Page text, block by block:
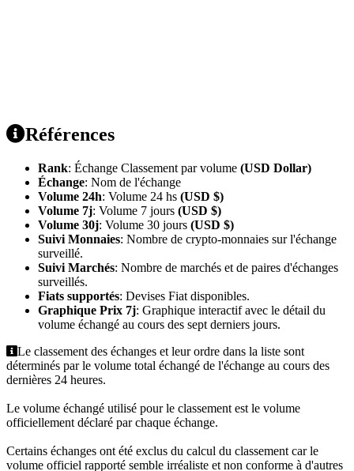
Références
Rank: Échange Classement par volume (USD Dollar)
Échange: Nom de l'échange
Volume 24h: Volume 24 hs (USD $)
Volume 7j: Volume 7 jours (USD $)
Volume 30j: Volume 30 jours (USD $)
Suivi Monnaies: Nombre de crypto-monnaies sur l'échange
surveillé.
Suivi Marchés: Nombre de marchés et de paires d'échanges
surveillés.
Fiats supportés: Devises Fiat disponibles.
Graphique Prix 7j: Graphique interactif avec le détail du
volume échangé au cours des sept derniers jours.
Le classement des échanges et leur ordre dans la liste sont
déterminés par le volume total échangé de l'échange au cours des
dernières 24 heures.
Le volume échangé utilisé pour le classement est le volume
officiellement déclaré par chaque échange.
Certains échanges ont été exclus du calcul du classement car le
volume officiel rapporté semble irréaliste et non conforme à d'autres